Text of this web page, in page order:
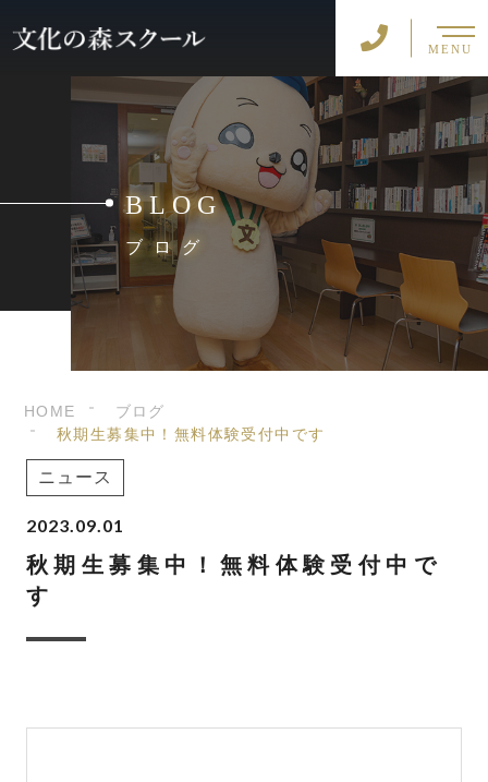
MENU
BLOG
ブログ
HOME
ブログ
秋期生募集中！無料体験受付中です
ニュース
2023.09.01
秋期生募集中！無料体験受付中で
す